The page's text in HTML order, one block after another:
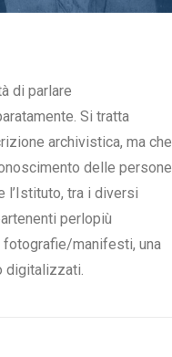
di parlare
Si tratta
archivistica, ma che
delle persone
l’Istituto, tra i diversi
perlopiù
fotografie/manifesti, una
digitalizzati.